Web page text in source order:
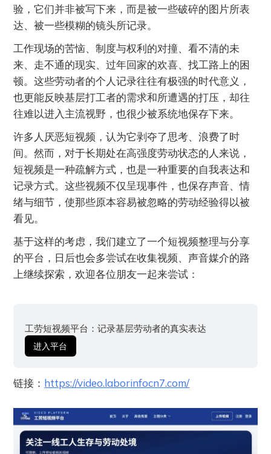
验，它们并非被写下来，而是被一些破碎的图片所表
达、被一些模糊的镜头所记录。
工作现场的苦恼、制度与权利的对撞、看不清的未
来、走不通的现实、过年回家的欢喜、找工路上的困
顿。这些劳动者的个人记录往往有极强的时代意义，
也更能反映基层打工者的需求和所遭遇的打压，却往
往难以进入主流视野，也很少被系统地保存下来。
许多人厌恶短视频，认为它剥夺了思考、浪费了时
间。然而，对于长期处在高强度劳动状态的人来说，
短视频是一种疏解方式，也是一种重要的自我表达和
记录方式。这些视频不仅呈现事件，也保存声音、情
绪与细节，使那些原本容易被忽略的劳动经验得以被
看见。
基于这样的考虑，我们建立了一个短视频整理与分享
的平台，日后也会多尝试在收集视频、声音媒介的路
上继续探索，欢迎各位朋友一起来尝试：
工劳短视频平台：记录基层劳动者的真实表达
进入平台
链接： https://video.laborinfocn7.com/